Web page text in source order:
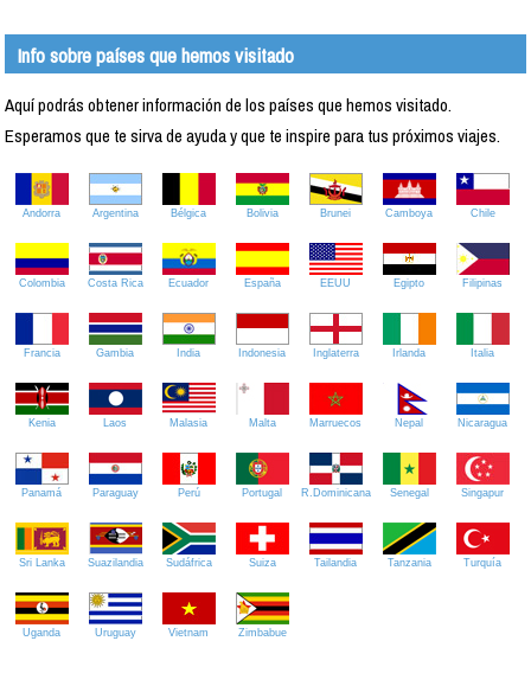
Info sobre países que hemos visitado
Aquí podrás obtener información de los países que hemos visitado.
Esperamos que te sirva de ayuda y que te inspire para tus próximos viajes.
Andorra Argentina Bélgica Bolivia Brunei Camboya Chile
Colombia Costa Rica Ecuador España EEUU Egipto Filipinas
Francia Gambia India Indonesia Inglaterra Irlanda Italia
Kenia Laos Malasia Malta Marruecos Nepal Nicaragua
Panamá Paraguay Perú Portugal R.Dominicana Senegal Singapur
Sri Lanka Suazilandia Sudáfrica Suiza Tailandia Tanzania Turquía
Uganda Uruguay Vietnam Zimbabue